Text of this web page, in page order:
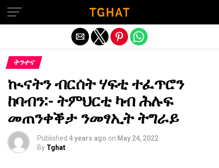
ትንተና
ኲናትን ብርሰት ሃፍቲ ተፈጥሮን
ከባብን:- ትምህርቲ ካብ ሕሉፍ
መጠንቀቕታ ንመፃኢት ትግራይ
Published 4 years ago on May 24, 2022
By Tghat
Exit mobile version